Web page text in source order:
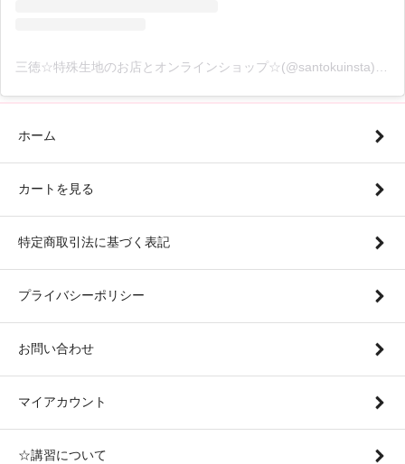
ホーム
カートを見る
特定商取引法に基づく表記
プライバシーポリシー
お問い合わせ
マイアカウント
☆講習について